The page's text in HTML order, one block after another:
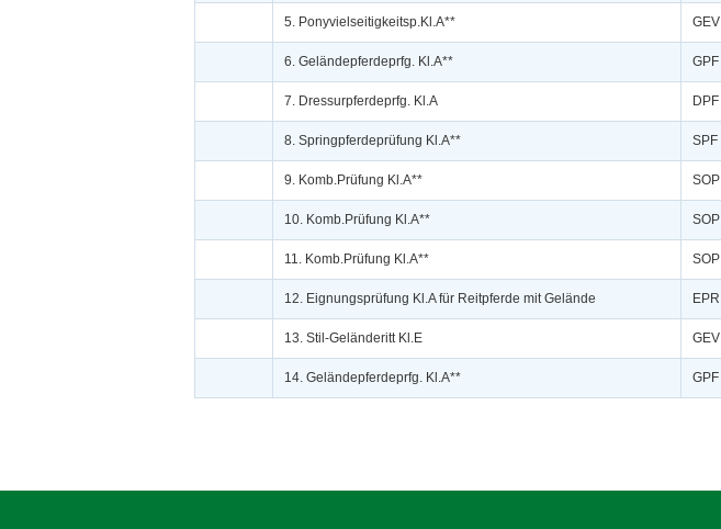
5. Ponyvielseitigkeitsp.Kl.A** GEV
6. Geländepferdeprfg. Kl.A** GPF
7. Dressurpferdeprfg. Kl.A DPF
8. Springpferdeprüfung Kl.A** SPF
9. Komb.Prüfung Kl.A** SOP
10. Komb.Prüfung Kl.A** SOP
11. Komb.Prüfung Kl.A** SOP
12. Eignungsprüfung Kl.A für Reitpferde mit Gelände EPR
13. Stil-Geländeritt Kl.E GEV
14. Geländepferdeprfg. Kl.A** GPF